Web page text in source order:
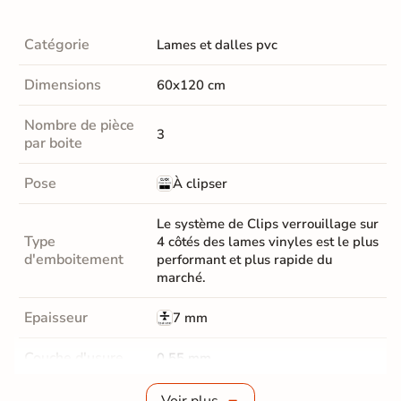
Catégorie Lames et dalles pvc
Dimensions 60x120 cm
Nombre de pièce
par boite
3
Pose À clipser
Type
d'emboitement
Le système de Clips verrouillage sur
4 côtés des lames vinyles est le plus
performant et plus rapide du
marché.
Epaisseur 7 mm
Couche d'usure 0,55 mm